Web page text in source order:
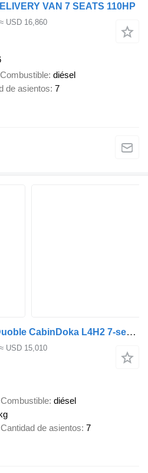
VAN 7 SEATS 110HP
≈ USD 16,860
Combustible diésel
de asientos 7
Peugeot Boxer Furgin Duoble CabinDoka L4H2 7-seater One Owner
≈ USD 15,010
Combustible diésel
Cantidad de asientos 7